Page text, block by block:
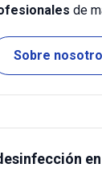
de
Sobre